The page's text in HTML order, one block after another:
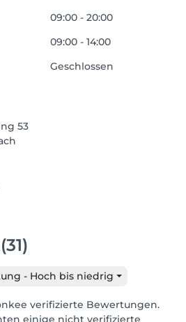
09:00 - 20:00
09:00 - 14:00
Geschlossen
53
(31)
- Hoch bis niedrig
verifizierte Bewertungen.
einige nicht verifizierte